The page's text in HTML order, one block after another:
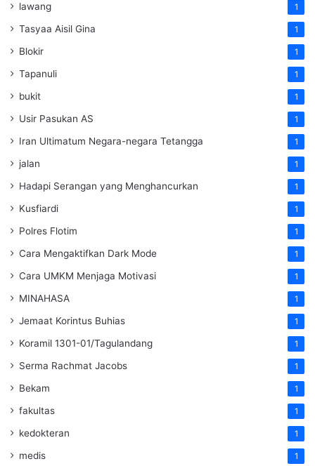
lawang 1
Tasyaa Aisil Gina 1
Blokir 1
Tapanuli 1
bukit 1
Usir Pasukan AS 1
Iran Ultimatum Negara-negara Tetangga 1
jalan 1
Hadapi Serangan yang Menghancurkan 1
Kusfiardi 1
Polres Flotim 1
Cara Mengaktifkan Dark Mode 1
Cara UMKM Menjaga Motivasi 1
MINAHASA 1
Jemaat Korintus Buhias 1
Koramil 1301-01/Tagulandang 1
Serma Rachmat Jacobs 1
Bekam 1
fakultas 1
kedokteran 1
medis 1